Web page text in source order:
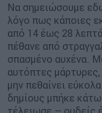
Να σημειώσουμε
λόγο πως κάποιες
από 14 έως 28
πέθανε από
σπασμένο αυχένα.
αυτόπτες
μην πεθαίνει
δημίους μπήκε